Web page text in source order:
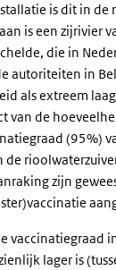
is dit in de
is een zijrivier
die in
autoriteiten in
als extreem
van de
(95%)
de
zijn
vaccinatiegraad
lager is